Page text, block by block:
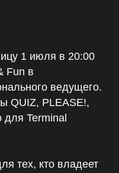
1 июля в 20:00
Fun в
ведущего.
QUIZ, PLEASE!,
для Terminal
тех, кто владеет